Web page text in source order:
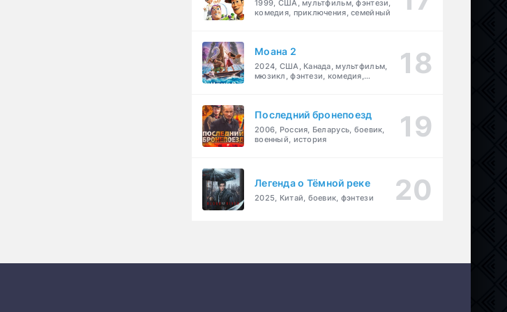
1999, США, мультфильм, фэнтези,
комедия, приключения, семейный
Моана 2
2024, США, Канада, мультфильм,
мюзикл, фэнтези, комедия,
Последний бронепоезд
2006, Россия, Беларусь, боевик,
военный, история
Легенда о Тёмной реке
2025, Китай, боевик, фэнтези